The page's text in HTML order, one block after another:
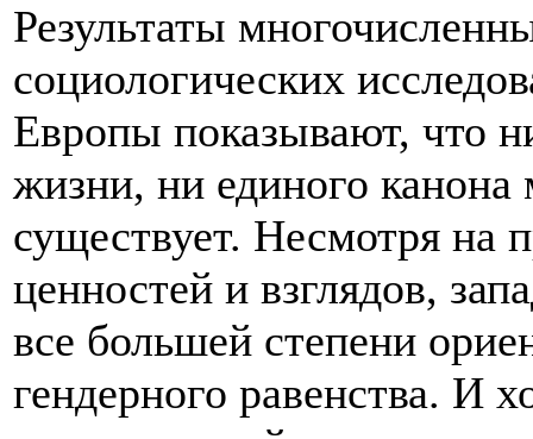
Результаты
социологических
Европы показывают, что
жизни, ни единого канона
существует. Несмотря на
ценностей и взглядов,
все большей степени
гендерного равенства. И